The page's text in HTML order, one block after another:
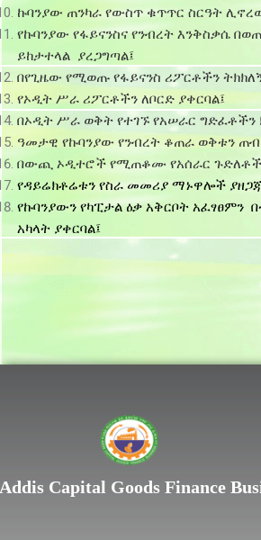
ኩባንያው ጠንካራ የውስጥ ቁጥጥር ስርዓት
የኩባንያው የፋይናንስና የንብረት እንቅስቃሴ
ይከታተላል ያረጋግጣል፤
በየጊዜው የሚወጡ የፋይናንስ ሪፖርቶችን
የኦዲት ሥራ ሪፖርቶችን ለቦርድ ያቀርባል፤
በኦዲት ሥራ ወቅት የተገኙ የአሠራር ግድፈቶችን
ዓመታዊ የኩባንያው የንብረት ቆጠራ ወቅቱን
በውጪ ኦዲተሮች የሚጠቆሙ የአሰራር ጉድለቶች
የዳይሬክቶሬቱን የስራ መመሪያ ማኑዋሎች
የኩባንያውን የካፒታል ዕቃ አቅርቦት
አካላት ያቀርባል፤
IIIII
.
I
IIIII
Addis Capital Goods Finance